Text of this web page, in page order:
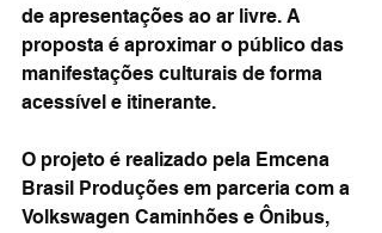
de apresentações ao ar livre. A
proposta é aproximar o público das
manifestações culturais de forma
acessível e itinerante.
O projeto é realizado pela Emcena
Brasil Produções em parceria com a
Volkswagen Caminhões e Ônibus,